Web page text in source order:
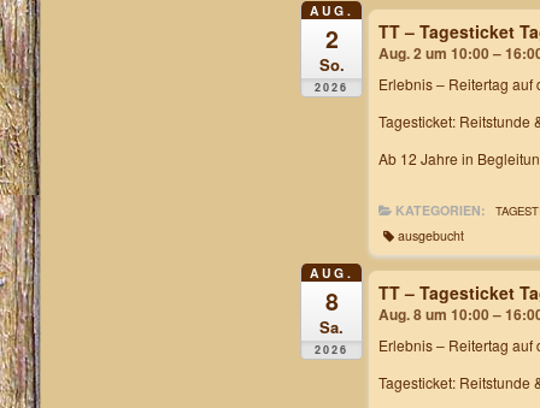
AUG.
2
So.
2026
TT – Tagesticket
Aug. 2 um 10:00 –
Erlebnis – Reitertag auf
Tagesticket: Reitstunde
Ab 12 Jahre in
KATEGORIEN:
ausgebucht
AUG.
8
Sa.
2026
TT – Tagesticket
Aug. 8 um 10:00 –
Erlebnis – Reitertag auf
Tagesticket: Reitstunde